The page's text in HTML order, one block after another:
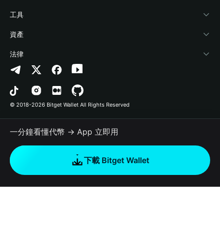
加密資訊
幫助中心
‌聯繫我們
品牌資源
工作機會
Payfi Crypto
Crypto Swap API
Altcoin Season Index
Prediction Markets
DApp
RWA
如何購買加密貨幣
連接錢包
Bitget Wallet Pay
合作上架
風險保障基金
安全防護技術
工具
快捷買幣
授權檢測
合約檢測
批次轉帳
資產
Arbitrum
Avalanche
Bitcoin
Polygon
法律
隱私協議
用戶使用協議
© 2018-2026 Bitget Wallet All Rights Reserved
一分鐘看懂代幣 → App 立即用
下載 Bitget Wallet